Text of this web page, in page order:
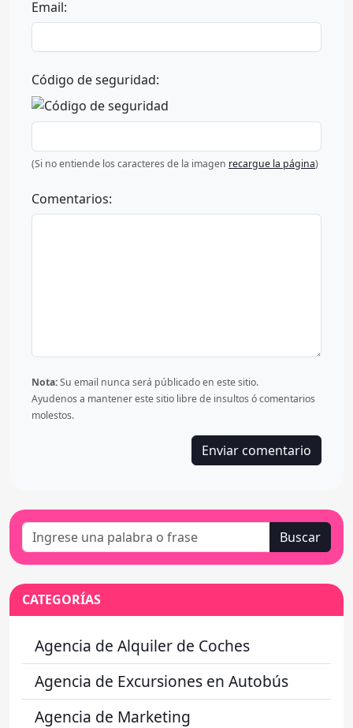
Email:
Código de seguridad:
(Si no entiende los caracteres de la imagen recargue la página)
Comentarios:
Nota:Su email nunca será públicado en este sitio.
Ayudenos a mantener este sitio libre de insultos ó comentarios
molestos.
Buscar
CATEGORÍAS
Agencia de Alquiler de Coches
Agencia de Excursiones en Autobús
Agencia de Marketing